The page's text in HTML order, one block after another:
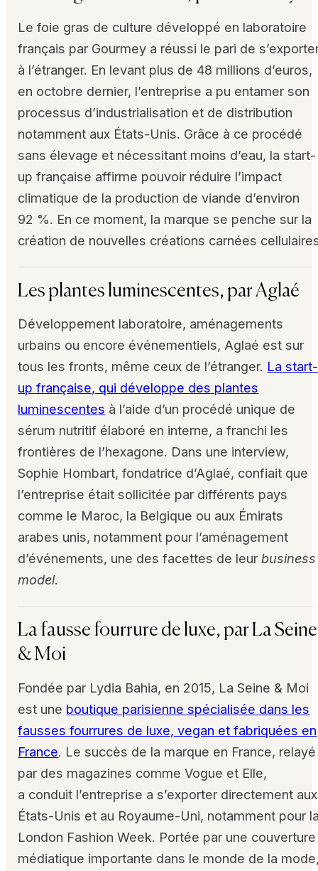
Le foie gras de culture développé en laboratoire
français par Gourmey a réussi le pari de
à l’étranger. En levant plus de 48 millions d’euros,
en octobre dernier, l’entreprise a pu entamer son
processus d’industrialisation et de distribution
notamment aux États-Unis. Grâce à ce procédé
sans élevage et nécessitant moins d’eau, la start-
up française affirme pouvoir réduire l’impact
climatique de la production de viande d’environ
92 %. En ce moment, la marque se penche sur la
création de nouvelles créations carnées
Les plantes luminescentes, par Aglaé
Développement laboratoire, aménagements
urbains ou encore événementiels, Aglaé est sur
tous les fronts, même ceux de l’étranger. La start-
up française, qui développe des plantes
luminescentes à l’aide d’un procédé unique de
sérum nutritif élaboré en interne, a franchi les
frontières de l’hexagone. Dans une interview,
Sophie Hombart, fondatrice d’Aglaé, confiait que
l’entreprise était sollicitée par différents pays
comme le Maroc, la Belgique ou aux Émirats
arabes unis, notamment pour l’aménagement
d’événements, une des facettes de leurbusiness
model.
La fausse fourrure de luxe, par La Seine
& Moi
Fondée par Lydia Bahia, en 2015, La Seine & Moi
est une boutique parisienne spécialisée dans les
fausses fourrures de luxe, vegan et fabriquées en
France. Le succès de la marque en France, relayé
par des magazines comme Vogue et Elle,
a conduit l’entreprise a s’exporter directement aux
États-Unis et au Royaume-Uni, notamment pour
London Fashion Week. Portée par une couverture
médiatique importante dans le monde de la